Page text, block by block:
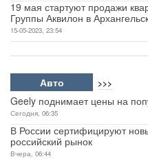
19 мая стартуют продажи
Группы Аквилон в
15-05-2023, 23:54
Авто >>>
Geely поднимает цены на
Сегодня, 06:35
В России сертифицируют
российский рынок
Вчера, 06:44